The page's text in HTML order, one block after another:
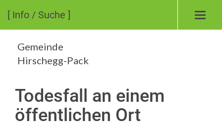
[ Info / Suche ]
Gemeinde
Hirschegg-Pack
Todesfall an einem
öffentlichen Ort